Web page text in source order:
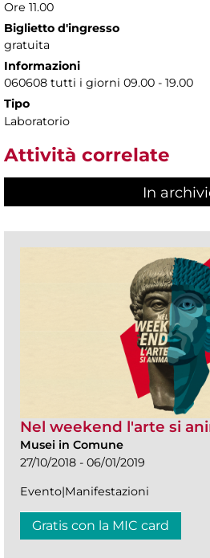
Ore 11.00
Biglietto d'ingresso
gratuita
Informazioni
060608 tutti i giorni 09.00 - 19.00
Tipo
Laboratorio
Attività correlate
In
Nel weekend l'arte si
Musei in Comune
27/10/2018 - 06/01/2019
Evento|Manifestazioni
Gratis con la MIC card